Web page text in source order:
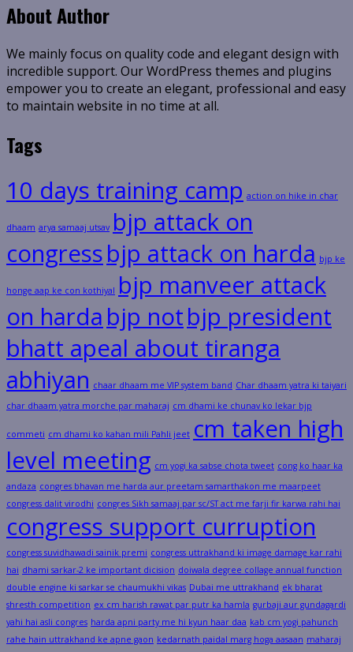
About Author
We mainly focus on quality code and elegant design with
incredible support. Our WordPress themes and plugins
empower you to create an elegant, professional and easy
to maintain website in no time at all.
Tags
10 days training camp action on hike in char
dhaam arya samaaj utsav bjp attack on
congressbjp attack on harda bjp ke
honge aap ke con kothiyal bjp manveer attack
on harda bjp notbjp president
bhatt apeal about tiranga
abhiyan chaar dhaam me VIP system band Char dhaam yatra ki taiyari
char dhaam yatra morche par maharaj cm dhami ke chunav ko lekar bjp
commeti cm dhami ko kahan mili Pahli jeet cm taken high
level meeting cm yogi ka sabse chota tweet cong ko haar ka
andaza congres bhavan me harda aur preetam samarthakon me maarpeet
congress dalit virodhi congres Sikh samaaj par sc/ST act me farji fir karwa rahi hai
congress support curruption
congress suvidhawadi sainik premi congress uttrakhand ki image damage kar rahi
hai dhami sarkar-2 ke important dicision doiwala degree collage annual function
double engine ki sarkar se chaumukhi vikas Dubai me uttrakhand ek bharat
shresth competition ex cm harish rawat par putr ka hamla gurbaji aur gundagardi
yahi hai asli congres harda apni party me hi kyun haar daa kab cm yogi pahunch
rahe hain uttrakhand ke apne gaon kedarnath paidal marg hoga aasaan maharaj